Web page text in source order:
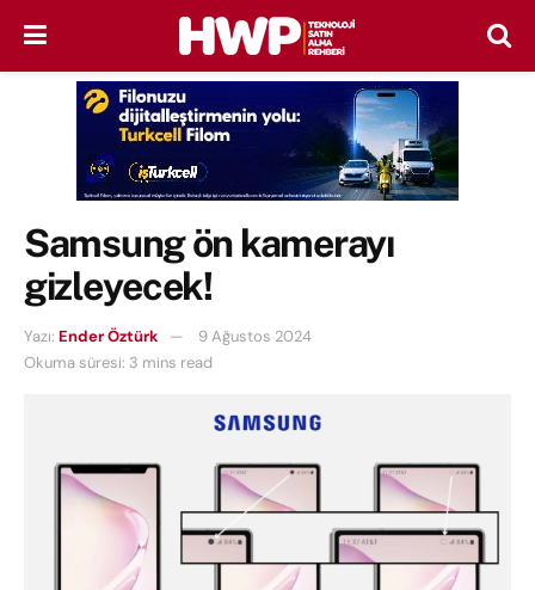
Samsung ön kamerayı
gizleyecek!
Yazı: Ender Öztürk
9 Ağustos 2024
Okuma süresi: 3 mins read